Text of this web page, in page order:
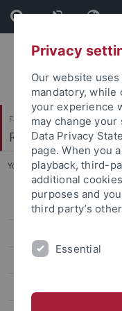
Skip
to
content
Skip
to
footer
Faculty of Humanities
Romanisches
You are here: Home ...
Akademischer Werdegang
Forschung
Privacy
Our website
mandatory, while
your experience
may change
Data Privacy
page. When you
playback, third-
additional
purposes and
third party’s
Essential